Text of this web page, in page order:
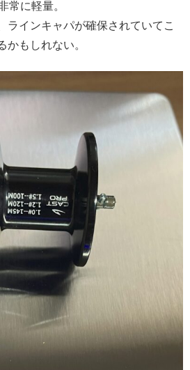
常に軽量。
ラインキャパが確保されていてこ
かもしれない。